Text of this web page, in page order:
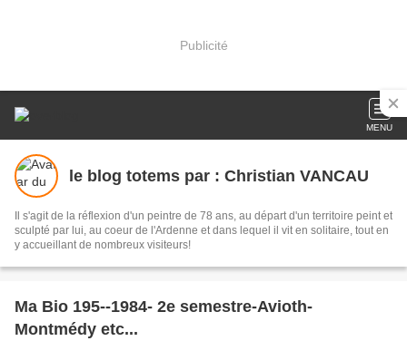
Publicité
MENU
le blog totems par : Christian VANCAU
Il s'agit de la réflexion d'un peintre de 78 ans, au départ d'un territoire peint et
sculpté par lui, au coeur de l'Ardenne et dans lequel il vit en solitaire, tout en
y accueillant de nombreux visiteurs!
Ma Bio 195--1984- 2e semestre-Avioth-
Montmédy etc...